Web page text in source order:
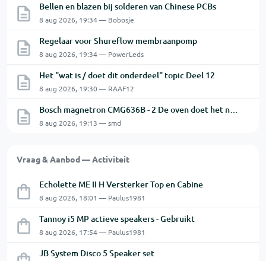
Bellen en blazen bij solderen van Chinese PCBs
8 aug 2026, 19:34 — Bobosje
Regelaar voor Shureflow membraanpomp
8 aug 2026, 19:34 — PowerLeds
Het "wat is / doet dit onderdeel" topic Deel 12
8 aug 2026, 19:30 — RAAF12
Bosch magnetron CMG636B - 2 De oven doet het niet goed.
8 aug 2026, 19:13 — smd
Vraag & Aanbod — Activiteit
Echolette ME II H Versterker Top en Cabine
8 aug 2026, 18:01 — Paulus1981
Tannoy i5 MP actieve speakers - Gebruikt
8 aug 2026, 17:54 — Paulus1981
JB System Disco 5 Speaker set